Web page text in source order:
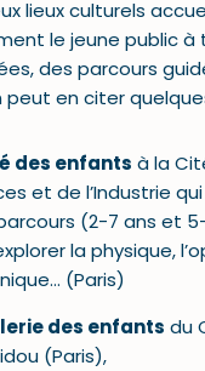
lieux culturels
le jeune public à
des parcours
peut en citer
des enfants à la
et de l’Industrie
(2-7 ans et
la physique,
(Paris)
des enfants du
(Paris),